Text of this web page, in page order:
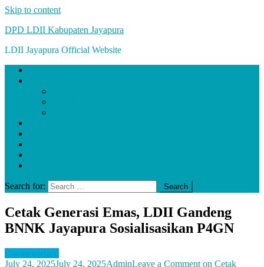
Skip to content
DPD LDII Kabupaten Jayapura
LDII Jayapura Official Website
Search for:
Cetak Generasi Emas, LDII Gandeng
BNNK Jayapura Sosialisasikan P4GN
Uncategorized
July 24, 2025July 24, 2025AdminLeave a Comment on Cetak